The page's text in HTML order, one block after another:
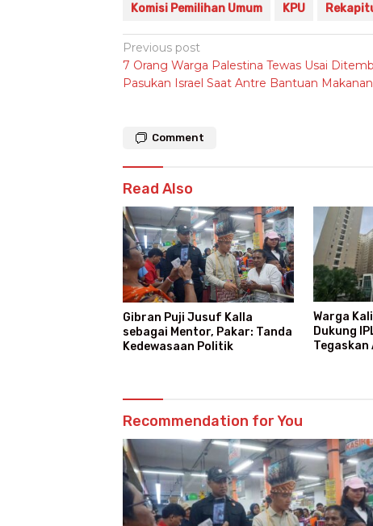
Komisi Pemilihan Umum KPU
Post
navigation
Previous post
7 Orang Warga Palestina Tewas Usai
Pasukan Israel Saat Antre Bantuan Makanan
Comment
Read Also
Gibran Puji Jusuf Kalla
sebagai Mentor, Pakar: Tanda
Kedewasaan Politik
Warga
Dukung
Recommendation for You